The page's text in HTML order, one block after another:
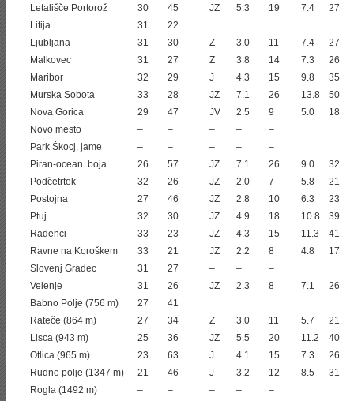
Letališče Portorož
30 45 JZ 5.3 19 7.4
27
Litija
31
22
Ljubljana
31 30 Z 3.0 11 7.4
27
Malkovec
31 27 Z 3.8 14 7.3
26
Maribor
32 29 J 4.3 15 9.8
35
Murska Sobota
33 28 JZ 7.1 26 13.8
50
Nova Gorica
29 47 JV 2.5 9 5.0
18
Novo mesto
– – – –
–
Park Škocj. jame
– – – –
–
Piran-ocean. boja
26 57 JZ 7.1 26 9.0
32
Podčetrtek
32 26 JZ 2.0 7 5.8
21
Postojna
27 46 JZ 2.8 10 6.3
23
Ptuj
32 30 JZ 4.9 18 10.8
39
Radenci
33 23 JZ 4.3 15 11.3
41
Ravne na Koroškem
33 21 JZ 2.2 8 4.8
17
Slovenj Gradec
31 27 – –
–
Velenje
31 26 JZ 2.3 8 7.1
26
Babno Polje (756 m)
27
41
Rateče (864 m)
27 34 Z 3.0 11 5.7
21
Lisca (943 m)
25 36 JZ 5.5 20 11.2
40
Otlica (965 m)
23 63 J 4.1 15 7.3
26
Rudno polje (1347 m)
21 46 J 3.2 12 8.5
31
Rogla (1492 m)
– – – –
–